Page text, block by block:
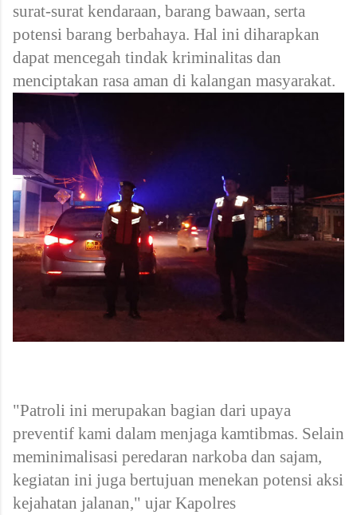
surat-surat kendaraan, barang bawaan, serta
potensi barang berbahaya. Hal ini diharapkan
dapat mencegah tindak kriminalitas dan
menciptakan rasa aman di kalangan masyarakat.
"Patroli ini merupakan bagian dari upaya
preventif kami dalam menjaga kamtibmas. Selain
meminimalisasi peredaran narkoba dan sajam,
kegiatan ini juga bertujuan menekan potensi aksi
kejahatan jalanan," ujar Kapolres